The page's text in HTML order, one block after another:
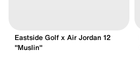
Eastside Golf x Air Jordan 12
"Muslin"